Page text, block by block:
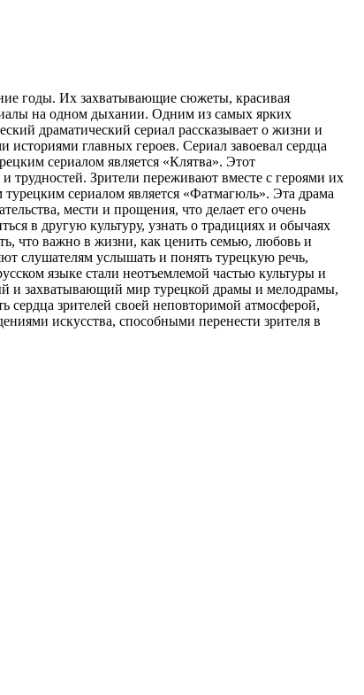
годы. Их захватывающие сюжеты, красивая
на одном дыхании. Одним из самых ярких
драматический сериал рассказывает о жизни и
главных героев. Сериал завоевал сердца
сериалом является «Клятва». Этот
трудностей. Зрители переживают вместе с героями их
сериалом является «Фатмагюль». Эта драма
мести и прощения, что делает его очень
в другую культуру, узнать о традициях и обычаях
что важно в жизни, как ценить семью, любовь и
слушателям услышать и понять турецкую речь,
языке стали неотъемлемой частью культуры и
и захватывающий мир турецкой драмы и мелодрамы,
сердца зрителей своей неповторимой атмосферой,
искусства, способными перенести зрителя в